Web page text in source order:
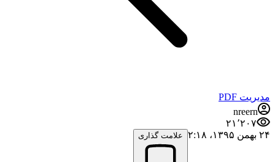
مدیریت PDF
nreern
۲۱٬۲۰۷
۲۴ بهمن ۱۳۹۵،‏ ۲:۱۸
علامت گذاری